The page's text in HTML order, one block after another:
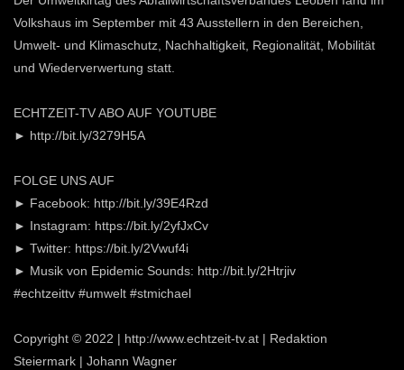
Volkshaus im September mit 43 Ausstellern in den Bereichen,
Umwelt- und Klimaschutz, Nachhaltigkeit, Regionalität, Mobilität
und Wiederverwertung statt.
ECHTZEIT-TV ABO AUF YOUTUBE
► http://bit.ly/3279H5A
FOLGE UNS AUF
► Facebook: http://bit.ly/39E4Rzd
► Instagram: https://bit.ly/2yfJxCv
► Twitter: https://bit.ly/2Vwuf4i
► Musik von Epidemic Sounds: http://bit.ly/2Htrjiv
#echtzeittv #umwelt #stmichael
Copyright © 2022 | http://www.echtzeit-tv.at | Redaktion
Steiermark | Johann Wagner